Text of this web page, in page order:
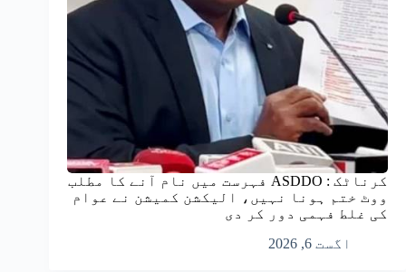
کرناٹک : ASDDO فہرست میں نام آنے کا مطلب
ووٹ ختم ہونا نہیں، الیکشن کمیشن نے عوام
کی غلط فہمی دور کر دی
اگست 6, 2026